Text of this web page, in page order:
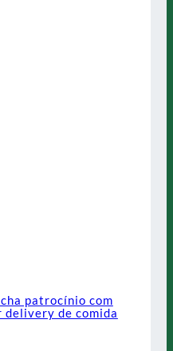
patrocínio com
delivery de comida